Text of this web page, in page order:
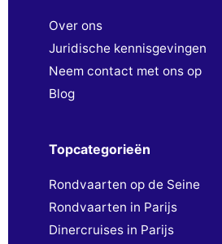
Over ons
Juridische kennisgevingen
Neem contact met ons op
Blog
Topcategorieën
Rondvaarten op de Seine
Rondvaarten in Parijs
Dinercruises in Parijs